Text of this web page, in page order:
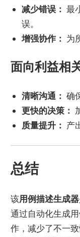
减少错误： 最
误。
增强协作： 为
面向利益相
清晰沟通： 确
更快的决策：
质量提升： 产
总结
该用例描述生成器
通过自动化生成
作，减少了不一